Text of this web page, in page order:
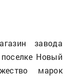
завода
Новый
марок